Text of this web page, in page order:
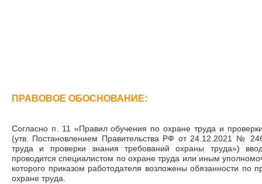
ПРАВОВОЕ ОБОСНОВАНИЕ:
Согласно п. 11 «Правил обучения по охране труда и
(утв. Постановлением Правительства РФ от 24.12.2021 №
труда и проверки знания требований охраны труда»)
проводится специалистом по охране труда или иным
которого приказом работодателя возложены обязанности по
охране труда.